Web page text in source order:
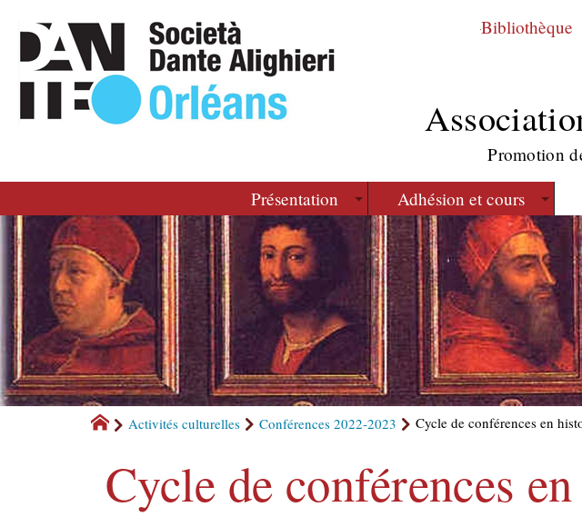
Bibliothèque
Promotion
Présentation
Adhésion et cours
Activités culturelles Conférences 2022-2023 Cycle de conférences en
Cycle de conférences